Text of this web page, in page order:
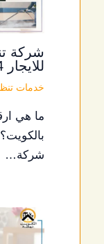
شركة
للايجار 00201030714434
خدمات
ما هي
شركة…